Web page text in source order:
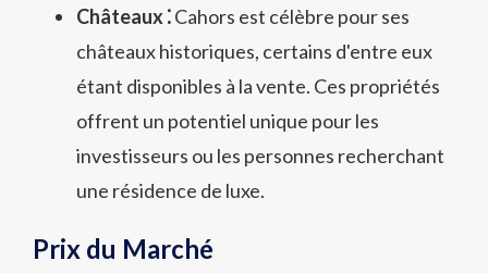
Châteaux ⁚Cahors est célèbre pour ses
châteaux historiques, certains d'entre eux
étant disponibles à la vente. Ces propriétés
offrent un potentiel unique pour les
investisseurs ou les personnes recherchant
une résidence de luxe.
Prix du Marché